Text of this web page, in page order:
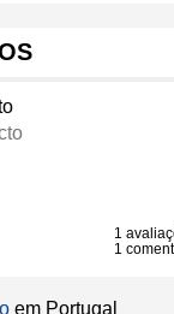
1
1
em Portugal